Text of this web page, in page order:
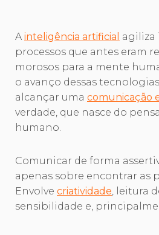
A inteligência artificial agiliza
processos que antes eram
morosos para a mente
o avanço dessas
alcançar uma comunicação
verdade, que nasce do
humano.
Comunicar de forma
apenas sobre encontrar as
Envolve criatividade, leitura
sensibilidade e,